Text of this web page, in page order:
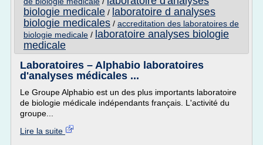
biologie medicale / laboratoire d analyses
biologie medicales / accreditation des laboratoires de
biologie medicale / laboratoire analyses biologie
medicale
Laboratoires – Alphabio laboratoires
d'analyses médicales ...
Le Groupe Alphabio est un des plus importants laboratoire
de biologie médicale indépendants français. L'activité du
groupe...
Lire la suite